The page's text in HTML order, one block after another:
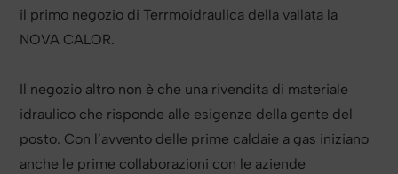
il primo negozio di Terrmoidraulica della vallata la
NOVA CALOR.
Il negozio altro non è che una rivendita di materiale
idraulico che risponde alle esigenze della gente del
posto. Con l’avvento delle prime caldaie a gas iniziano
anche le prime collaborazioni con le aziende